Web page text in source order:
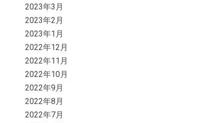
2023年3月
2023年2月
2023年1月
2022年12月
2022年11月
2022年10月
2022年9月
2022年8月
2022年7月